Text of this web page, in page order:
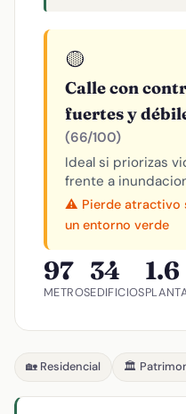
🟡
Calle con
fuertes y
(66/100)
Ideal si priorizas
frente a
⚠️ Pierde atractivo
un entorno verde
97
METROS
34
EDIFICIOS
1.6
🏡 Residencial 🏛️